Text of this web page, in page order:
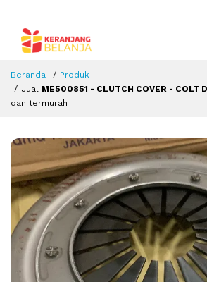
Beranda
Produk
Jual ME500851 - CLUTCH COVER - COLT
dan termurah